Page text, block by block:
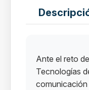
Ante el reto
Tecnologías
comunicación